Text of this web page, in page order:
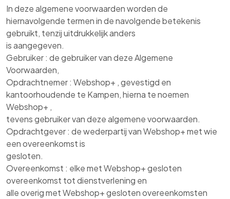
In deze algemene voorwaarden worden de
hiernavolgende termen in de navolgende betekenis
gebruikt, tenzij uitdrukkelijk anders
is aangegeven.
Gebruiker : de gebruiker van deze Algemene
Voorwaarden,
Opdrachtnemer : Webshop+ , gevestigd en
kantoorhoudende te Kampen, hierna te noemen
Webshop+ ,
tevens gebruiker van deze algemene voorwaarden.
Opdrachtgever : de wederpartij van Webshop+ met wie
een overeenkomst is
gesloten.
Overeenkomst : elke met Webshop+ gesloten
overeenkomst tot dienstverlening en
alle overig met Webshop+ gesloten overeenkomsten